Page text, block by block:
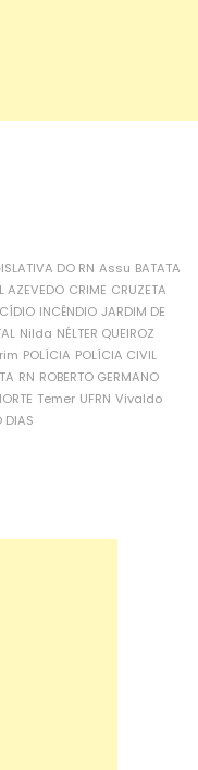
DO RN Assu BATATA
AZEVEDO CRIME CRUZETA
INCÊNDIO JARDIM DE
Nilda NÉLTER QUEIROZ
POLÍCIA POLÍCIA CIVIL
RN ROBERTO GERMANO
Temer UFRN Vivaldo
DIAS